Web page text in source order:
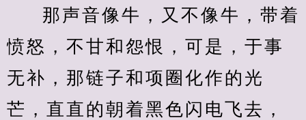
那声音像牛，又不像牛，带着
愤怒，不甘和怨恨，可是，于事
无补，那链子和项圈化作的光
芒，直直的朝着黑色闪电飞去，